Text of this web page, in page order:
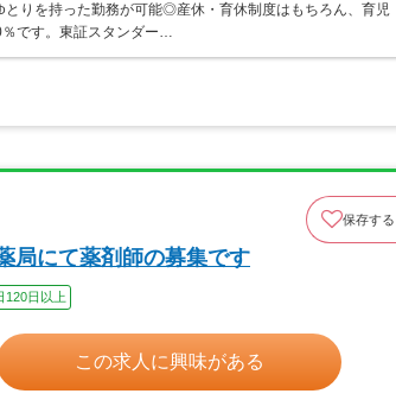
りを持った勤務が可能◎産休・育休制度はもちろん、育児
です。東証スタンダー…
保存する
局にて薬剤師の募集です
120日以上
この求人に興味がある